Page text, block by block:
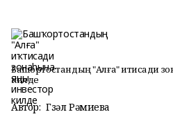
Башҡортостандың "Алға" иҡтисади
килде
Автор: Гүзәл Рәмиева